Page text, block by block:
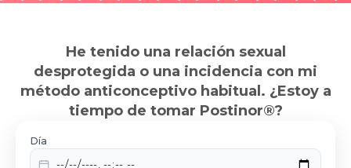
He tenido una relación sexual
desprotegida o una incidencia con mi
método anticonceptivo habitual. ¿Estoy a
tiempo de tomar Postinor®?
Día